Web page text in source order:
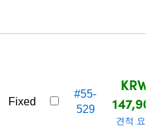
Fixed
#55-
529
KRW
견적 요청